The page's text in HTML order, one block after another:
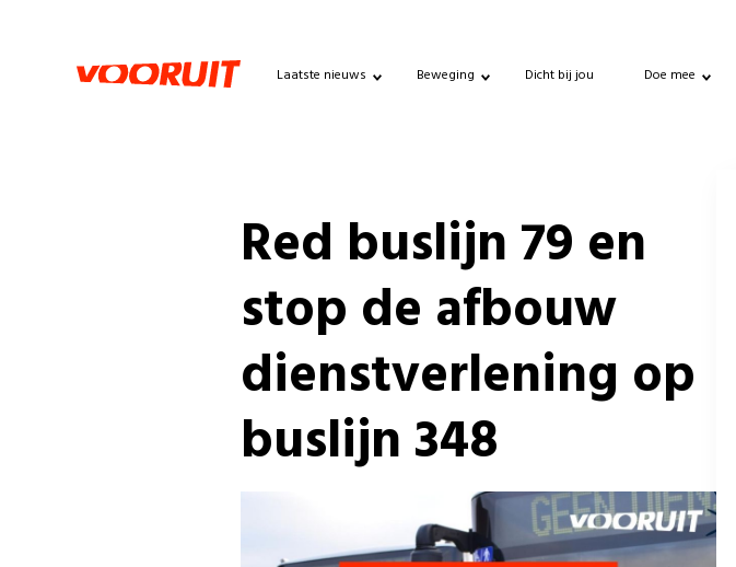
Laatste nieuws Beweging Dicht bij jou Doe mee
Red buslijn 79 en
stop de afbouw
dienstverlening op
buslijn 348